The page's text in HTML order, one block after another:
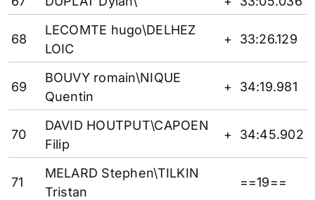
68
LECOMTE hugo\DELHEZ
LOIC
+ 33:26.129
69
BOUVY romain\NIQUE
Quentin
+ 34:19.981
70
DAVID HOUTPUT\CAPOEN
Filip
+ 34:45.902
71
MELARD Stephen\TILKIN
Tristan
==19==